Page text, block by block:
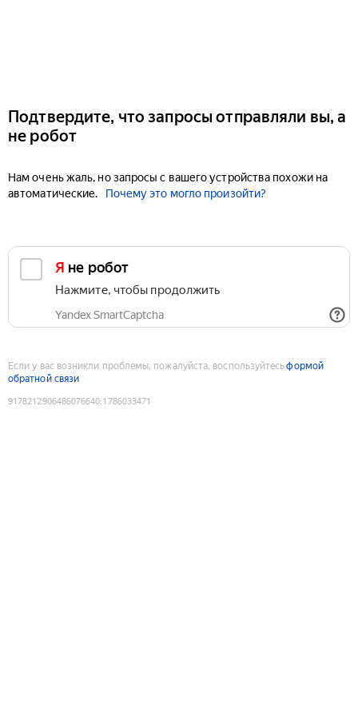
Подтвердите, что запросы отправляли вы, а
не робот
Нам очень жаль, но запросы с вашего устройства похожи на
автоматические.
Почему это могло произойти?
Я не робот
Нажмите, чтобы продолжить
Yandex SmartCaptcha
Если у вас возникли проблемы, пожалуйста, воспользуйтесьформой
обратной связи
9178212906486076640:1786033471